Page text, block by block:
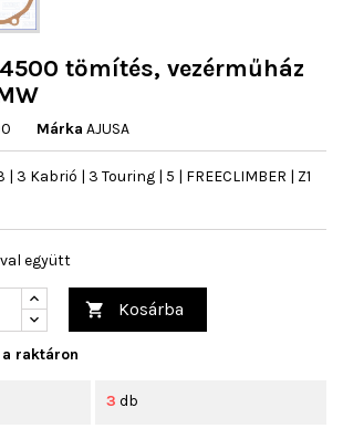
tömítés, vezérműház
Márka AJUSA
| 3 Kabrió | 3 Touring | 5 | FREECLIMBER | Z1
együtt
 Kosárba
raktáron
3 db